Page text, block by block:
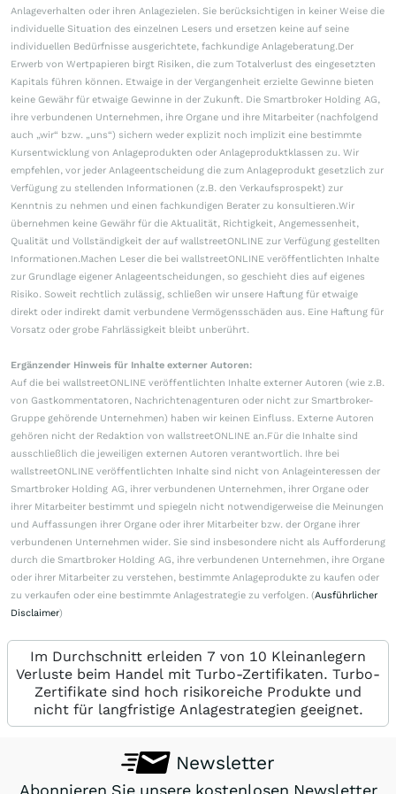
Anlageverhalten oder ihren Anlagezielen. Sie berücksichtigen in keiner Weise die
individuelle Situation des einzelnen Lesers und ersetzen keine auf seine
individuellen Bedürfnisse ausgerichtete, fachkundige Anlageberatung.Der
Erwerb von Wertpapieren birgt Risiken, die zum Totalverlust des eingesetzten
Kapitals führen können. Etwaige in der Vergangenheit erzielte Gewinne bieten
keine Gewähr für etwaige Gewinne in der Zukunft. Die Smartbroker Holding AG,
ihre verbundenen Unternehmen, ihre Organe und ihre Mitarbeiter (nachfolgend
auch „wir“ bzw. „uns“) sichern weder explizit noch implizit eine bestimmte
Kursentwicklung von Anlageprodukten oder Anlageproduktklassen zu. Wir
empfehlen, vor jeder Anlageentscheidung die zum Anlageprodukt gesetzlich zur
Verfügung zu stellenden Informationen (z.B. den Verkaufsprospekt) zur
Kenntnis zu nehmen und einen fachkundigen Berater zu konsultieren.Wir
übernehmen keine Gewähr für die Aktualität, Richtigkeit, Angemessenheit,
Qualität und Vollständigkeit der auf wallstreetONLINE zur Verfügung gestellten
Informationen.Machen Leser die bei wallstreetONLINE veröffentlichten Inhalte
zur Grundlage eigener Anlageentscheidungen, so geschieht dies auf eigenes
Risiko. Soweit rechtlich zulässig, schließen wir unsere Haftung für etwaige
direkt oder indirekt damit verbundene Vermögensschäden aus. Eine Haftung für
Vorsatz oder grobe Fahrlässigkeit bleibt unberührt.
Ergänzender Hinweis für Inhalte externer Autoren:
Auf die bei wallstreetONLINE veröffentlichten Inhalte externer Autoren (wie z.B.
von Gastkommentatoren, Nachrichtenagenturen oder nicht zur Smartbroker-
Gruppe gehörende Unternehmen) haben wir keinen Einfluss. Externe Autoren
gehören nicht der Redaktion von wallstreetONLINE an.Für die Inhalte sind
ausschließlich die jeweiligen externen Autoren verantwortlich. Ihre bei
wallstreetONLINE veröffentlichten Inhalte sind nicht von Anlageinteressen der
Smartbroker Holding AG, ihrer verbundenen Unternehmen, ihrer Organe oder
ihrer Mitarbeiter bestimmt und spiegeln nicht notwendigerweise die Meinungen
und Auffassungen ihrer Organe oder ihrer Mitarbeiter bzw. der Organe ihrer
verbundenen Unternehmen wider. Sie sind insbesondere nicht als Aufforderung
durch die Smartbroker Holding AG, ihre verbundenen Unternehmen, ihre Organe
oder ihrer Mitarbeiter zu verstehen, bestimmte Anlageprodukte zu kaufen oder
zu verkaufen oder eine bestimmte Anlagestrategie zu verfolgen. (Ausführlicher
Disclaimer)
Im Durchschnitt erleiden 7 von 10 Kleinanlegern
Verluste beim Handel mit Turbo-Zertifikaten. Turbo-
Zertifikate sind hoch risikoreiche Produkte und
nicht für langfristige Anlagestrategien geeignet.
Newsletter
Abonnieren Sie unsere kostenlosen Newsletter